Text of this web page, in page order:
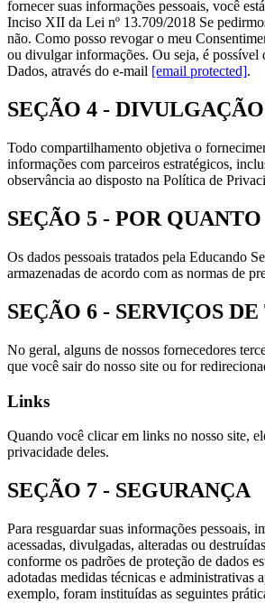
fornecer suas informações pessoais, você
Inciso XII da Lei nº 13.709/2018 Se
não. Como posso revogar o meu
ou divulgar informações. Ou seja, é possível
Dados, através do e-mail [email protected].
SEÇÃO 4 -
Todo compartilhamento objetiva o
informações com parceiros estratégicos,
observância ao disposto na Política de
SEÇÃO 5 - POR
Os dados pessoais tratados pela Educando
armazenadas de acordo com as normas de
SEÇÃO 6 - SERVIÇOS
No geral, alguns de nossos fornecedores
que você sair do nosso site ou for
Links
Quando você clicar em links no nosso site,
privacidade deles.
SEÇÃO 7 - SEGURANÇA
Para resguardar suas informações pessoais,
acessadas, divulgadas, alteradas ou
conforme os padrões de proteção de dados
adotadas medidas técnicas e administrativas
exemplo, foram instituídas as seguintes